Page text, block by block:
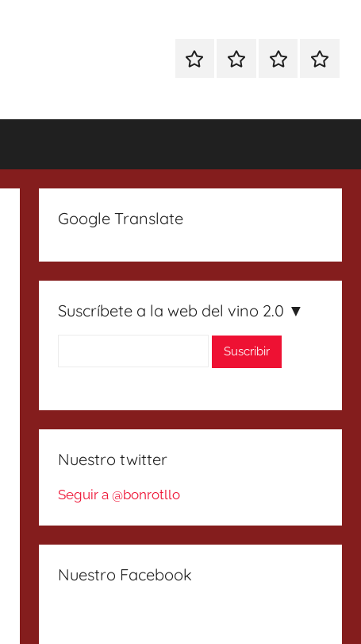
EspecialEnoturismoRanking
Google Translate
Suscríbete a la web del vino 2.0 ▼
Nuestro twitter
Seguir a @bonrotllo
Nuestro Facebook